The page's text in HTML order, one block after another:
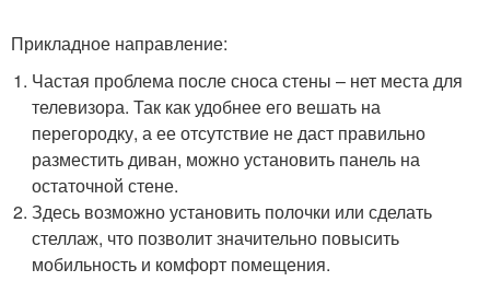
Прикладное направление:
Частая проблема после сноса стены – нет места для
телевизора. Так как удобнее его вешать на
перегородку, а ее отсутствие не даст правильно
разместить диван, можно установить панель на
остаточной стене.
Здесь возможно установить полочки или сделать
стеллаж, что позволит значительно повысить
мобильность и комфорт помещения.